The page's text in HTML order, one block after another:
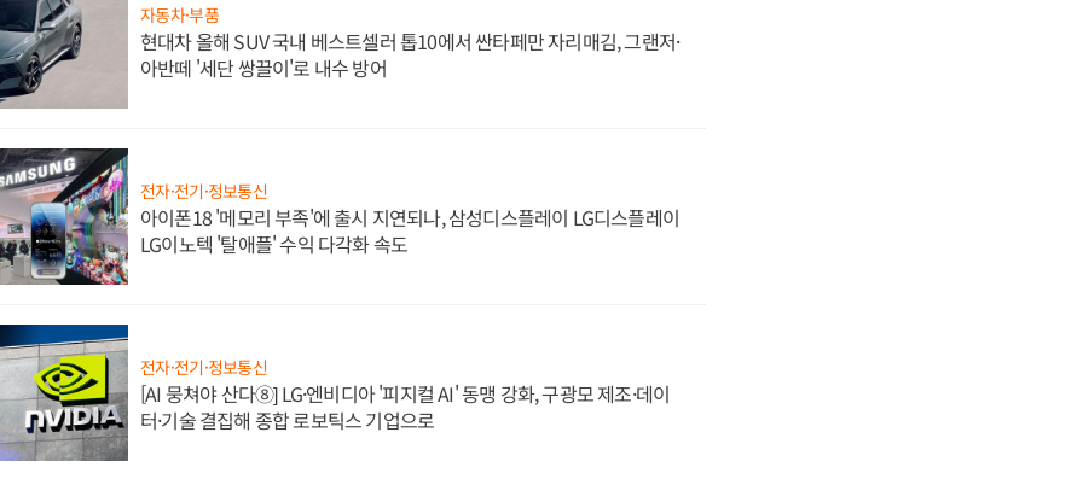
자동차·부품
현대차 올해 SUV 국내 베스트셀러 톱10에서 싼타페만 자리매김, 그랜저·
아반떼 '세단 쌍끌이'로 내수 방어
전자·전기·정보통신
아이폰18 '메모리 부족'에 출시 지연되나, 삼성디스플레이 LG디스플레이
LG이노텍 '탈애플' 수익 다각화 속도
전자·전기·정보통신
[AI 뭉쳐야 산다⑧] LG·엔비디아 '피지컬 AI' 동맹 강화, 구광모 제조·데이
터·기술 결집해 종합 로보틱스 기업으로